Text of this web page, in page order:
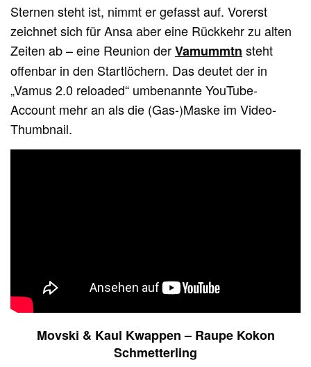
Sternen steht ist, nimmt er gefasst auf. Vorerst
zeichnet sich für Ansa aber eine Rückkehr zu alten
Zeiten ab – eine Reunion derVamummtn steht
offenbar in den Startlöchern. Das deutet der in
„Vamus 2.0 reloaded“ umbenannte YouTube-
Account mehr an als die (Gas-)Maske im Video-
Thumbnail.
Movski & Kaul Kwappen – Raupe Kokon
Schmetterling